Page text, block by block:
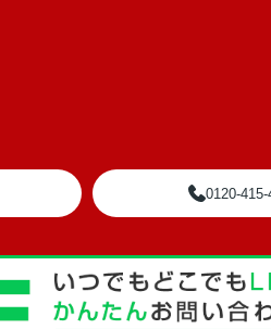
0120-415-